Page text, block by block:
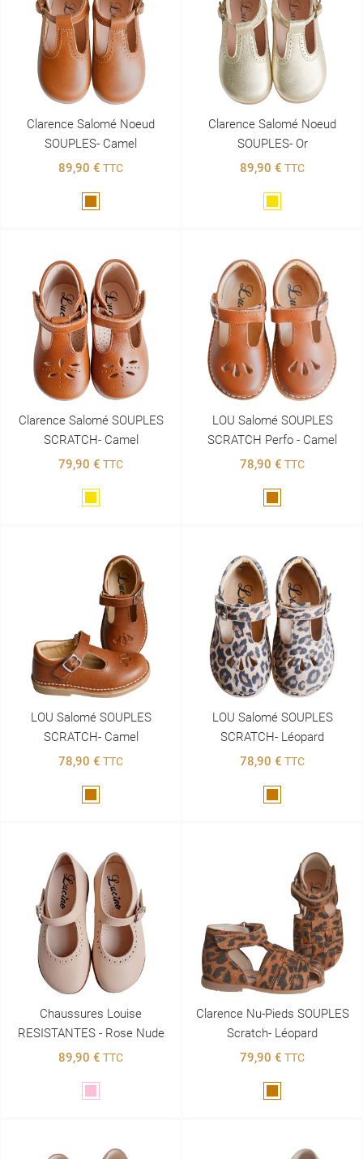
Clarence Salomé Noeud
SOUPLES- Camel
89,90 € TTC
Clarence Salomé Noeud
SOUPLES- Or
89,90 € TTC
Clarence Salomé SOUPLES
SCRATCH- Camel
79,90 € TTC
LOU Salomé SOUPLES
SCRATCH Perfo - Camel
78,90 € TTC
LOU Salomé SOUPLES
SCRATCH- Camel
78,90 € TTC
LOU Salomé SOUPLES
SCRATCH- Léopard
78,90 € TTC
Chaussures Louise
RESISTANTES - Rose Nude
89,90 € TTC
Clarence Nu-Pieds SOUPLES
Scratch- Léopard
79,90 € TTC